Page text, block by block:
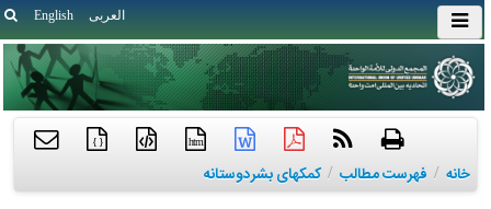
English العربی
htm
{ }
خانه / فهرست مطالب / کمکهای بشردوستانه